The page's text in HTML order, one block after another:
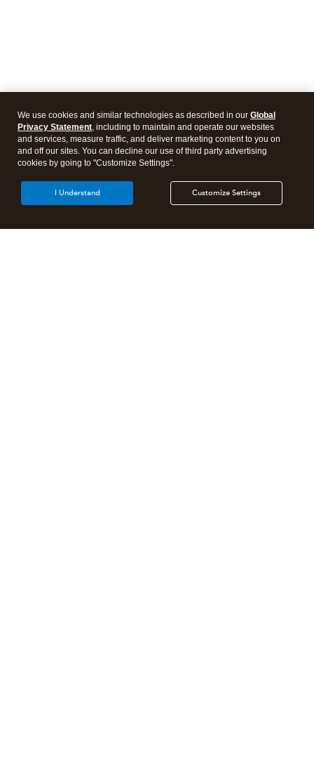
We use cookies and similar technologies as described in our Global
Privacy Statement, including to maintain and operate our websites
and services, measure traffic, and deliver marketing content to you on
and off our sites. You can decline our use of third party advertising
cookies by going to "Customize Settings".
Customize Settings
I Understand